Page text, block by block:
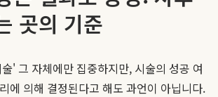
곳의 기준
' 그 자체에만 집중하지만, 시술의 성공 여
에 의해 결정된다고 해도 과언이 아닙니다.